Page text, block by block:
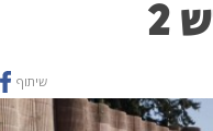
שיתוף